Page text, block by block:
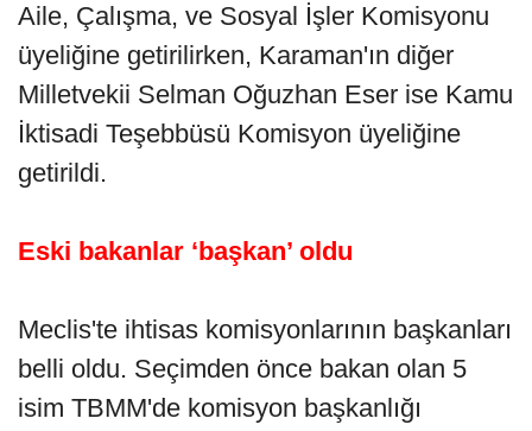
Aile, Çalışma, ve Sosyal İşler Komisyonu
üyeliğine getirilirken, Karaman'ın diğer
Milletvekii Selman Oğuzhan Eser ise Kamu
İktisadi Teşebbüsü Komisyon üyeliğine
getirildi.
Eski bakanlar ‘başkan’ oldu
Meclis'te ihtisas komisyonlarının başkanları
belli oldu. Seçimden önce bakan olan 5
isim TBMM'de komisyon başkanlığı